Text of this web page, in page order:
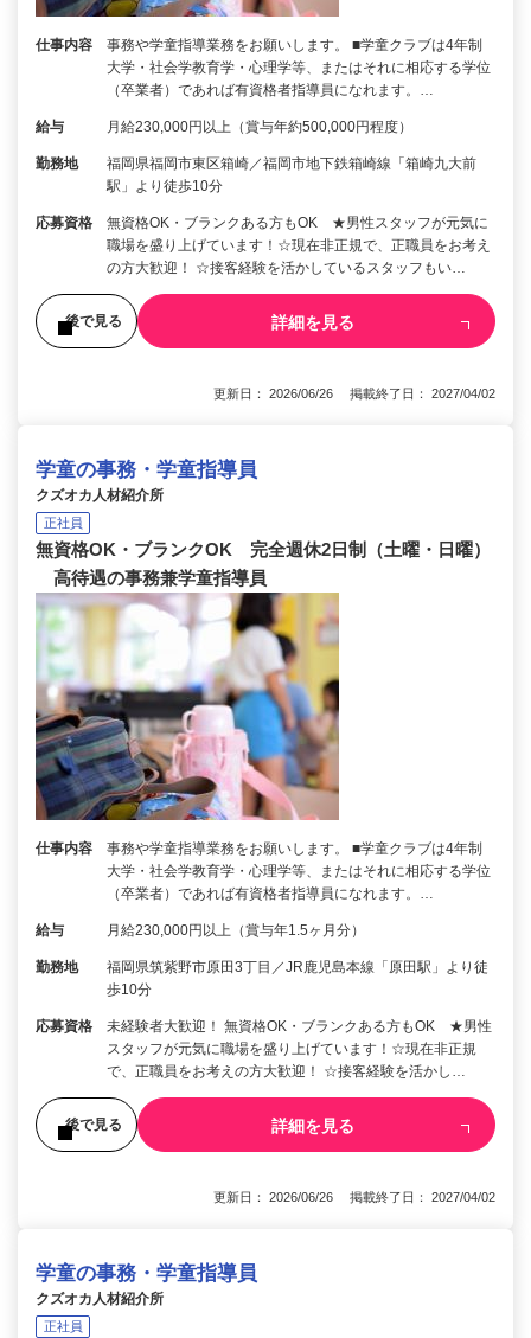
仕事内容
事務や学童指導業務をお願いします。 ■学童クラブは4年制
大学・社会学教育学・心理学等、またはそれに相応する学位
（卒業者）であれば有資格者指導員になれます。…
給与 月給230,000円以上（賞与年約500,000円程度）
勤務地
福岡県福岡市東区箱崎／福岡市地下鉄箱崎線「箱崎九大前
駅」より徒歩10分
応募資格
無資格OK・ブランクある方もOK ★男性スタッフが元気に
職場を盛り上げています！☆現在非正規で、正職員をお考え
の方大歓迎！ ☆接客経験を活かしているスタッフもい…
後で見る 詳細を見る
更新日： 2026/06/26 掲載終了日： 2027/04/02
学童の事務・学童指導員
クズオカ人材紹介所
正社員
無資格OK・ブランクOK 完全週休2日制（土曜・日曜）
高待遇の事務兼学童指導員
仕事内容
事務や学童指導業務をお願いします。 ■学童クラブは4年制
大学・社会学教育学・心理学等、またはそれに相応する学位
（卒業者）であれば有資格者指導員になれます。…
給与 月給230,000円以上（賞与年1.5ヶ月分）
勤務地
福岡県筑紫野市原田3丁目／JR鹿児島本線「原田駅」より徒
歩10分
応募資格
未経験者大歓迎！ 無資格OK・ブランクある方もOK ★男性
スタッフが元気に職場を盛り上げています！☆現在非正規
で、正職員をお考えの方大歓迎！ ☆接客経験を活かし…
後で見る 詳細を見る
更新日： 2026/06/26 掲載終了日： 2027/04/02
学童の事務・学童指導員
クズオカ人材紹介所
正社員